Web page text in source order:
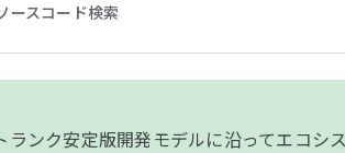
ースコード検索
ランク安定版開発モデルに沿ってエコシ